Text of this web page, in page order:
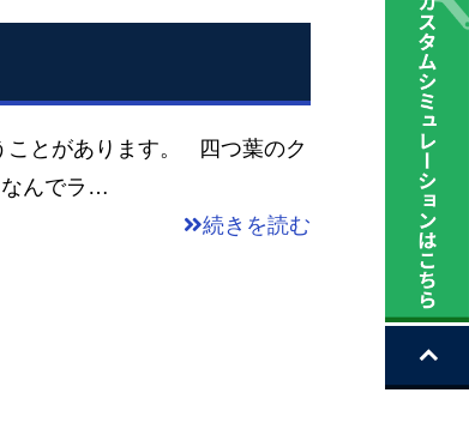
があります。 四つ葉のク
んでラ…
続きを読む